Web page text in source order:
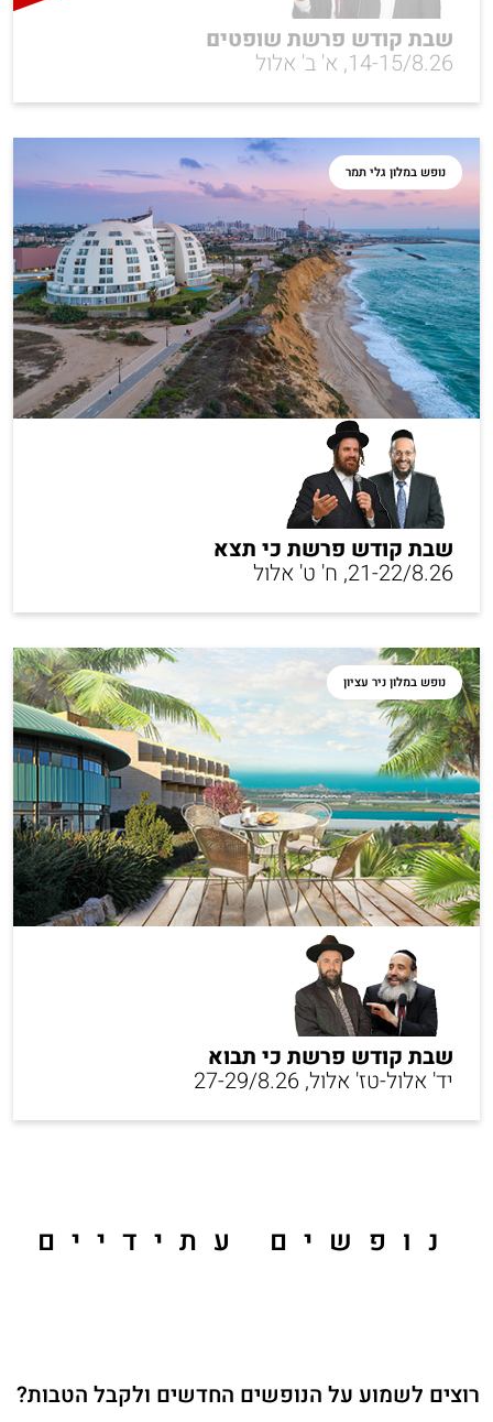
שבת קודש פרשת שופטים
14-15/8.26, א' ב' אלול
נופש במלון גלי תמר
שבת קודש פרשת כי תצא
21-22/8.26, ח' ט' אלול
נופש במלון ניר עציון
שבת קודש פרשת כי תבוא
יד' אלול-טז' אלול, 27-29/8.26
נופשים עתידיים
רוצים לשמוע על הנופשים החדשים ולקבל הטבות?